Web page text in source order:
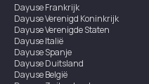
DayuseFrankrijk
DayuseVerenigd Koninkrijk
DayuseVerenigde Staten
DayuseItalië
DayuseSpanje
DayuseDuitsland
DayuseBelgië